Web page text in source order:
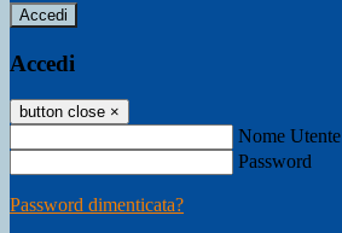
Accedi
Accedi
button close ×
Nome Utente
Password
Password dimenticata?